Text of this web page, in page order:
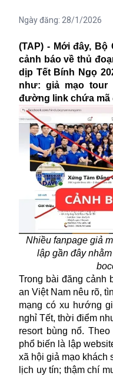
Ngày đăng: 28/1/2026
(TAP) - Mới đây,
cảnh báo về thủ
dịp Tết Bính Ngọ
như: giả mạo tour
đường link chứa mã
Nhiều fanpage giả
lập gần đây
Trong bài đăng cảnh
an Việt Nam nêu rõ,
mạng có xu hướng
nghỉ Tết, thời điểm
resort bùng nổ.
phổ biến là lập
xã hội giả mạo khách
lịch uy tín; thậm chí